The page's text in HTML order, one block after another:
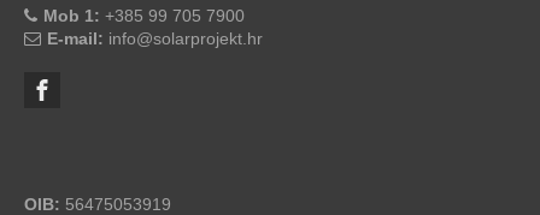
Mob 1: +385 99 705 7900
E-mail: info@solarprojekt.hr
OIB: 56475053919